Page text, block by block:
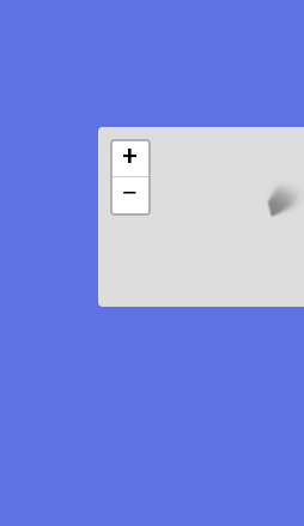
+
−